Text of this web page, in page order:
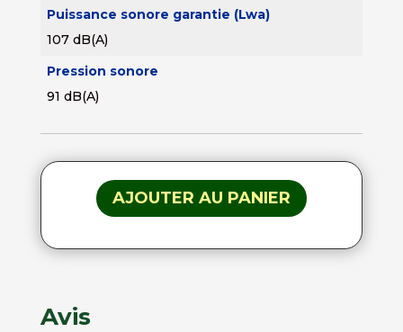
Puissance sonore garantie (Lwa)
107 dB(A)
Pression sonore
91 dB(A)
AJOUTER AU PANIER
Avis